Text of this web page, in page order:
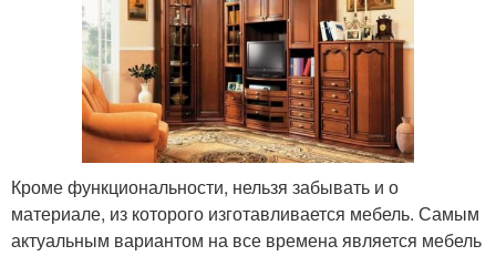
Кроме функциональности, нельзя забывать и о
материале, из которого изготавливается мебель. Самым
актуальным вариантом на все времена является мебель